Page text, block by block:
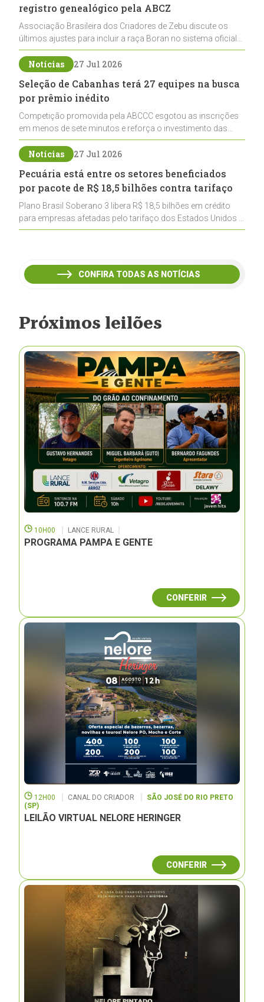
registro genealógico pela ABCZ
Associação Brasileira dos Criadores de Zebu discute os
últimos ajustes para incluir a raça Boran no sistema oficial
de registros, abrindo caminho para sua expansão na
pecuária nacional
Notícias 27 Jul 2026
Seleção de Cabanhas terá 27 equipes na busca
por prêmio inédito
Competição promovida pela ABCCC esgotou as inscrições
em menos de sete minutos e reforça o investimento das
cabanhas na seleção genética de Cavalos Crioulos voltados
ao laço
Notícias 27 Jul 2026
Pecuária está entre os setores beneficiados
por pacote de R$ 18,5 bilhões contra tarifaço
Plano Brasil Soberano 3 libera R$ 18,5 bilhões em crédito
para empresas afetadas pelo tarifaço dos Estados Unidos e
inclui a pecuária entre os setores estratégicos
CONFIRA TODAS AS NOTÍCIAS
Próximos leilões
10H00 LANCE RURAL
PROGRAMA PAMPA E GENTE
CONFERIR
12H00 CANAL DO CRIADOR
SÃO JOSÉ DO RIO PRETO
(SP)
LEILÃO VIRTUAL NELORE HERINGER
CONFERIR